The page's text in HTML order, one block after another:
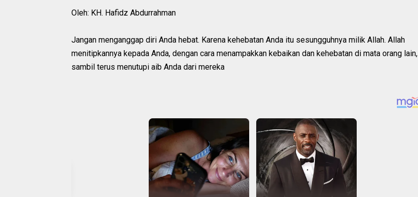
Oleh: KH. Hafidz Abdurrahman
Jangan menganggap diri Anda hebat. Karena kehebatan Anda itu sesungguhnya milik Allah. Allah
menitipkannya kepada Anda, dengan cara menampakkan kebaikan dan kehebatan di mata orang lain,
sambil terus menutupi aib Anda dari mereka